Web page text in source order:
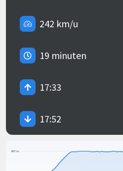
242 km/u
19 minuten
17:33
17:52